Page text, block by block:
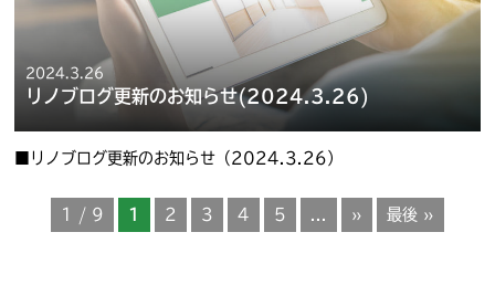
2024.3.26
リノブログ更新のお知らせ(2024.3.26)
■リノブログ更新のお知らせ（2024.3.26）
1 / 9 1 2 3 4 5 » 最後 »